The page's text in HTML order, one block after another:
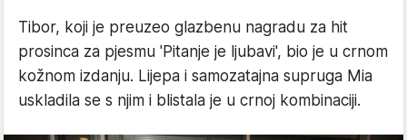
Tibor, koji je preuzeo glazbenu nagradu za hit
prosinca za pjesmu 'Pitanje je ljubavi', bio je u crnom
kožnom izdanju. Lijepa i samozatajna supruga Mia
uskladila se s njim i blistala je u crnoj kombinaciji.